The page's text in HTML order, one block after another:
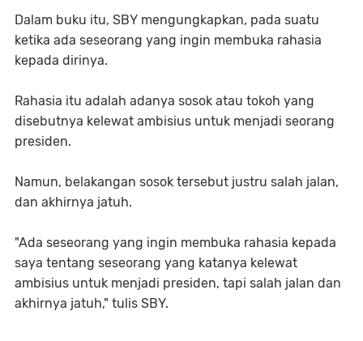
Dalam buku itu, SBY mengungkapkan, pada suatu
ketika ada seseorang yang ingin membuka rahasia
kepada dirinya.
Rahasia itu adalah adanya sosok atau tokoh yang
disebutnya kelewat ambisius untuk menjadi seorang
presiden.
Namun, belakangan sosok tersebut justru salah jalan,
dan akhirnya jatuh.
"Ada seseorang yang ingin membuka rahasia kepada
saya tentang seseorang yang katanya kelewat
ambisius untuk menjadi presiden, tapi salah jalan dan
akhirnya jatuh," tulis SBY.